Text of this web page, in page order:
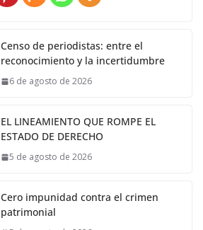
Censo de periodistas: entre el
reconocimiento y la incertidumbre
6 de agosto de 2026
EL LINEAMIENTO QUE ROMPE EL
ESTADO DE DERECHO
5 de agosto de 2026
Cero impunidad contra el crimen
patrimonial